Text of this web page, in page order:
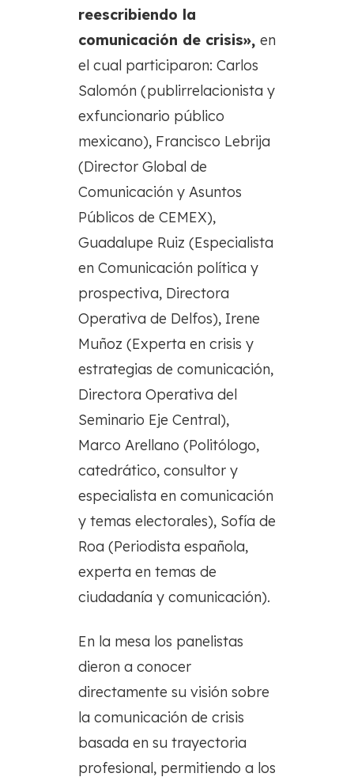
reescribiendo la
comunicación de crisis», en
el cual participaron: Carlos
Salomón (publirrelacionista y
exfuncionario público
mexicano), Francisco Lebrija
(Director Global de
Comunicación y Asuntos
Públicos de CEMEX),
Guadalupe Ruiz (Especialista
en Comunicación política y
prospectiva, Directora
Operativa de Delfos), Irene
Muñoz (Experta en crisis y
estrategias de comunicación,
Directora Operativa del
Seminario Eje Central),
Marco Arellano (Politólogo,
catedrático, consultor y
especialista en comunicación
y temas electorales), Sofía de
Roa (Periodista española,
experta en temas de
ciudadanía y comunicación).
En la mesa los panelistas
dieron a conocer
directamente su visión sobre
la comunicación de crisis
basada en su trayectoria
profesional, permitiendo a los